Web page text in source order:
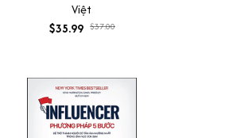
Việt
$35.99 $37.00